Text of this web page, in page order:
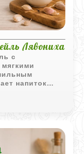
Лявониха
с
напиток